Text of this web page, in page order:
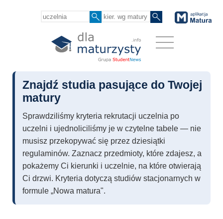
Znajdź studia pasujące do Twojej
matury
Sprawdziliśmy kryteria rekrutacji uczelnia po
uczelni i ujednoliciliśmy je w czytelne tabele — nie
musisz przekopywać się przez dziesiątki
regulaminów. Zaznacz przedmioty, które zdajesz, a
pokażemy Ci kierunki i uczelnie, na które otwierają
Ci drzwi. Kryteria dotyczą studiów stacjonarnych w
formule „Nowa matura".